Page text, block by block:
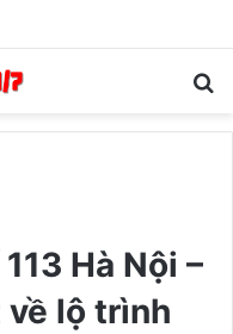
Hà Nội –
lộ trình